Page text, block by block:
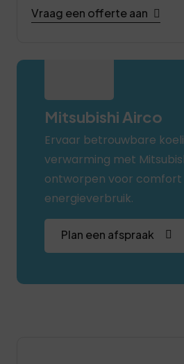
Vraag een offerte aan
Mitsubishi Airco
Ervaar betrouwbare
verwarming met
ontworpen voor
energieverbruik.
Plan een afspraak